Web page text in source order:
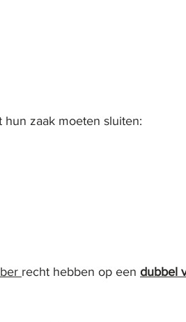
zaak moeten sluiten:
recht hebben op een dubbel